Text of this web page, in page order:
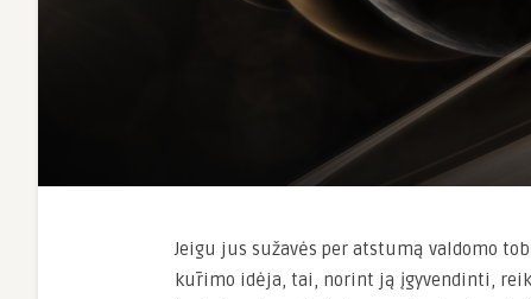
Jeigu jus sužavės per atstumą valdomo
kūrimo idėja, tai, norint ją įgyvendinti,